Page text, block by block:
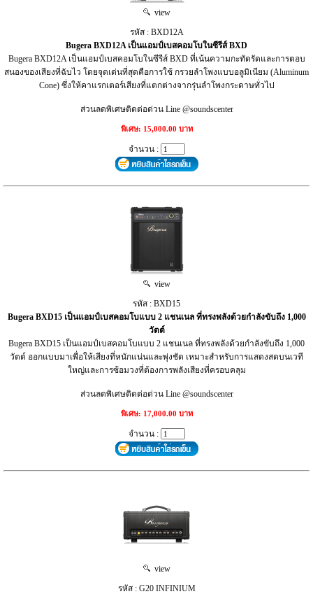
view
รหัส : BXD12A
Bugera BXD12A เป็นแอมป์เบสคอมโบในซีรีส์ BXD
Bugera BXD12A เป็นแอมป์เบสคอมโบในซีรีส์ BXD ที่เน้นความกะทัดรัดและการตอบ
สนองของเสียงที่ฉับไว โดยจุดเด่นที่สุดคือการใช้ กรวยลำโพงแบบอลูมิเนียม (Aluminum
Cone) ซึ่งให้คาแรกเตอร์เสียงที่แตกต่างจากรุ่นลำโพงกระดาษทั่วไป
ส่วนลดพิเศษติดต่อด่วน Line @soundscenter
พิเศษ: 15,000.00 บาท
จำนวน :
view
รหัส : BXD15
Bugera BXD15 เป็นแอมป์เบสคอมโบแบบ 2 แชนเนล ที่ทรงพลังด้วยกำลังขับถึง 1,000
วัตต์
Bugera BXD15 เป็นแอมป์เบสคอมโบแบบ 2 แชนเนล ที่ทรงพลังด้วยกำลังขับถึง 1,000
วัตต์ ออกแบบมาเพื่อให้เสียงที่หนักแน่นและพุ่งชัด เหมาะสำหรับการแสดงสดบนเวที
ใหญ่และการซ้อมวงที่ต้องการพลังเสียงที่ครอบคลุม
ส่วนลดพิเศษติดต่อด่วน Line @soundscenter
พิเศษ: 17,000.00 บาท
จำนวน :
view
รหัส : G20 INFINIUM